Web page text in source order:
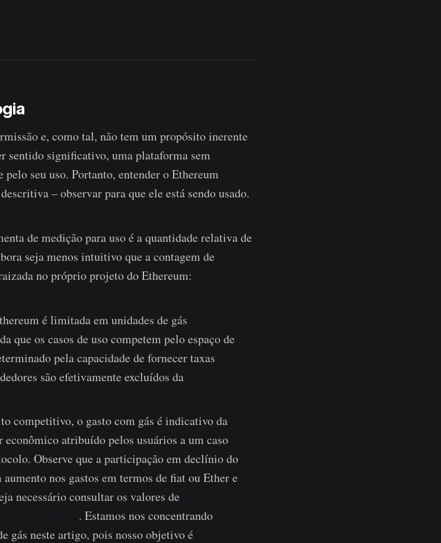
e, como tal, não tem um propósito inerente
sentido significativo, uma plataforma sem
seu uso. Portanto, entender o Ethereum
– observar para que ele está sendo usado.
de medição para uso é a quantidade relativa de
seja menos intuitivo que a contagem de
no próprio projeto do Ethereum:
é limitada em unidades de gás
que os casos de uso competem pelo espaço de
pela capacidade de fornecer taxas
são efetivamente excluídos da
competitivo, o gasto com gás é indicativo da
econômico atribuído pelos usuários a um caso
Observe que a participação em declínio do
nos gastos em termos de fiat ou Ether e
necessário consultar os valores de
. Estamos nos concentrando
gás neste artigo, pois nosso objetivo é